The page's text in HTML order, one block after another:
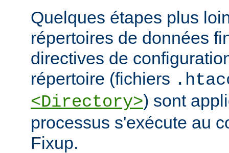
Quelques étapes plus
répertoires de données
directives de
répertoire (fichiers
<Directory>) sont
processus s'exécute au
Fixup.